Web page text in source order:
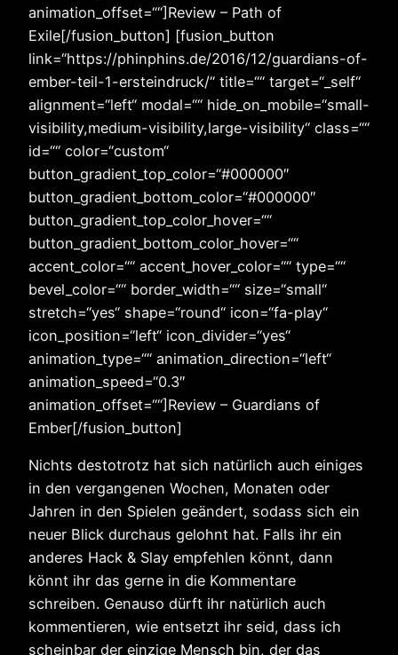
animation_offset=““]Review – Path of
Exile[/fusion_button] [fusion_button
link=“https://phinphins.de/2016/12/guardians-of-
ember-teil-1-ersteindruck/“ title=““ target=“_self“
alignment=“left“ modal=““ hide_on_mobile=“small-
visibility,medium-visibility,large-visibility“ class=““
id=““ color=“custom“
button_gradient_top_color=“#000000″
button_gradient_bottom_color=“#000000″
button_gradient_top_color_hover=““
button_gradient_bottom_color_hover=““
accent_color=““ accent_hover_color=““ type=““
bevel_color=““ border_width=““ size=“small“
stretch=“yes“ shape=“round“ icon=“fa-play“
icon_position=“left“ icon_divider=“yes“
animation_type=““ animation_direction=“left“
animation_speed=“0.3″
animation_offset=““]Review – Guardians of
Ember[/fusion_button]
Nichts destotrotz hat sich natürlich auch einiges
in den vergangenen Wochen, Monaten oder
Jahren in den Spielen geändert, sodass sich ein
neuer Blick durchaus gelohnt hat. Falls ihr ein
anderes Hack & Slay empfehlen könnt, dann
könnt ihr das gerne in die Kommentare
schreiben. Genauso dürft ihr natürlich auch
kommentieren, wie entsetzt ihr seid, dass ich
scheinbar der einzige Mensch bin, der das